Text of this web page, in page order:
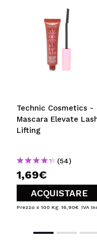
Technic Cosmetics -
Mascara Elevate
Lifting
(54)
1,69€
ACQUISTARE
Prezzo x 100 Kg: 16,90€ IVA